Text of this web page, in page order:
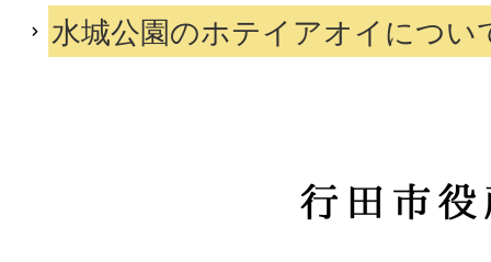
水城公園のホテイアオイについ
行